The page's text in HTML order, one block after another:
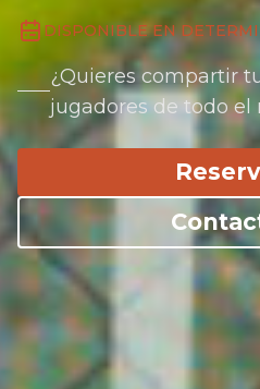
DISPONIBLE EN
¿Quieres compartir
jugadores de todo el